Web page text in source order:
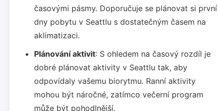
časovými pásmy. Doporučuje se plánovat si první
dny pobytu v Seattlu s dostatečným časem na
aklimatizaci.
Plánování aktivit: S ohledem na časový rozdíl je
dobré plánovat aktivity v Seattlu tak, aby
odpovídaly vašemu biorytmu. Ranní aktivity
mohou být náročné, zatímco večerní program
může být pohodlnější.